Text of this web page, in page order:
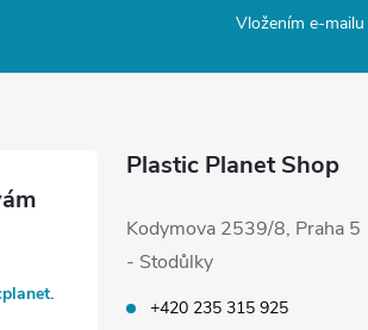
Vložením e-
Plastic Planet Shop
Kodymova 2539/8, Praha 5
- Stodůlky
+420 235 315 925